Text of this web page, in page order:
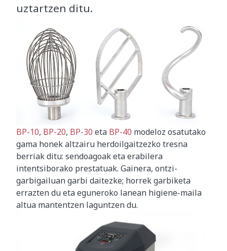
uztartzen ditu.
BP-10, BP-20, BP-30 eta BP-40 modeloz osatutako
gama honek altzairu herdoilgaitzezko tresna
berriak ditu: sendoagoak eta erabilera
intentsiborako prestatuak. Gainera, ontzi-
garbigailuan garbi daitezke; horrek garbiketa
errazten du eta eguneroko lanean higiene-maila
altua mantentzen laguntzen du.